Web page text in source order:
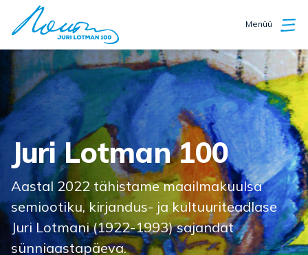
Menüü
Esileht
Juri Lotman 100
Aastal 2022 tähistame maailmakuulsa
semiootiku, kirjandus- ja kultuuriteadlase
Juri Lotmani (1922-1993) sajandat
sünniaastapäeva.